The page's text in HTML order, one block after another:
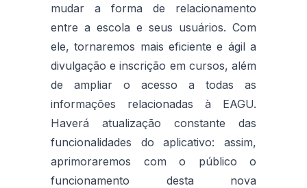
mudar a forma de relacionamento
entre a escola e seus usuários. Com
ele, tornaremos mais eficiente e ágil a
divulgação e inscrição em cursos, além
de ampliar o acesso a todas as
informações relacionadas à EAGU.
Haverá atualização constante das
funcionalidades do aplicativo: assim,
aprimoraremos com o público o
funcionamento desta nova